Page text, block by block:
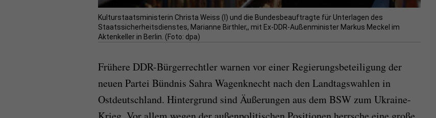
Kulturstaatsministerin Christa Weiss (l) und die Bundesbeauftragte für Unterlagen des
Staatssicherheitsdienstes, Marianne Birthler,, mit Ex-DDR-Außenminister Markus Meckel im
Aktenkeller in Berlin. (Foto: dpa)
Frühere DDR-Bürgerrechtler warnen vor einer Regierungsbeteiligung der
neuen Partei Bündnis Sahra Wagenknecht nach den Landtagswahlen in
Ostdeutschland. Hintergrund sind Äußerungen aus dem BSW zum Ukraine-